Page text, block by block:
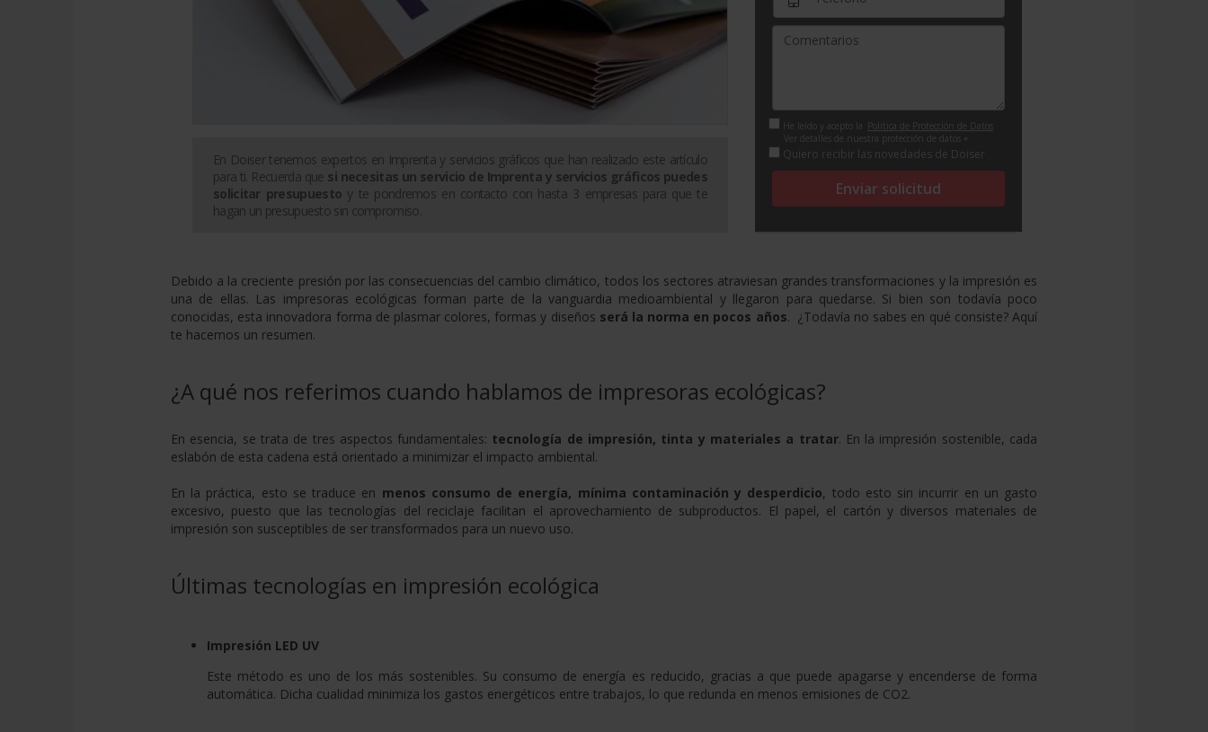
En Doiser tenemos expertos en Imprenta y servicios gráficos que han realizado este artículo
para ti. Recuerda que si necesitas un servicio de Imprenta y servicios gráficos puedes
solicitar presupuesto y te pondremos en contacto con hasta 3 empresas para que te
hagan un presupuesto sin compromiso.
He leído y acepto la Política de Protección de Datos
Ver detalles de nuestra protección de datos +
Quiero recibir las novedades de Doiser
Enviar solicitud
Debido a la creciente presión por las consecuencias del cambio climático, todos los sectores atraviesan grandes transformaciones y la impresión es
una de ellas. Las impresoras ecológicas forman parte de la vanguardia medioambiental y llegaron para quedarse. Si bien son todavía poco
conocidas, esta innovadora forma de plasmar colores, formas y diseños será la norma en pocos años. ¿Todavía no sabes en qué consiste? Aquí
te hacemos un resumen.
¿A qué nos referimos cuando hablamos de impresoras ecológicas?
En esencia, se trata de tres aspectos fundamentales: tecnología de impresión, tinta y materiales a tratar. En la impresión sostenible, cada
eslabón de esta cadena está orientado a minimizar el impacto ambiental.
En la práctica, esto se traduce en menos consumo de energía, mínima contaminación y desperdicio, todo esto sin incurrir en un gasto
excesivo, puesto que las tecnologías del reciclaje facilitan el aprovechamiento de subproductos. El papel, el cartón y diversos materiales de
impresión son susceptibles de ser transformados para un nuevo uso.
Últimas tecnologías en impresión ecológica
Impresión LED UV
Este método es uno de los más sostenibles. Su consumo de energía es reducido, gracias a que puede apagarse y encenderse de forma
automática. Dicha cualidad minimiza los gastos energéticos entre trabajos, lo que redunda en menos emisiones de CO2.